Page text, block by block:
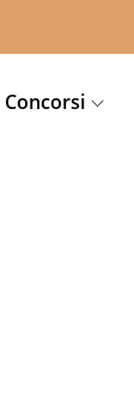
Concorsi